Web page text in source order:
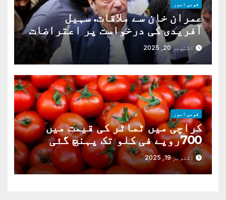
قومی امور
عمران خان سے ملاقات. سہیل
آفریدی کی درخواست پر اعتراضات
دوراکتوبر 20, 2025
قومی امور
کراچی میں ٹماٹر کی قیمت میں
700روپے فی کلو تک پہنچ گئی
اکتوبر 19, 2025